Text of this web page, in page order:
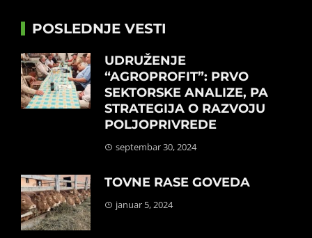
POSLEDNJE VESTI
UDRUŽENJE
“AGROPROFIT”: PRVO
SEKTORSKE ANALIZE, PA
STRATEGIJA O RAZVOJU
POLJOPRIVREDE
septembar 30, 2024
TOVNE RASE GOVEDA
januar 5, 2024